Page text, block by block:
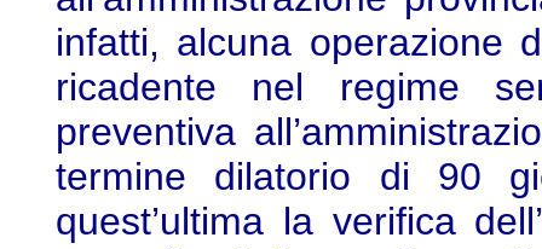
infatti, alcuna operazione
ricadente nel regime
preventiva
termine dilatorio di 90
quest’ultima la verifica